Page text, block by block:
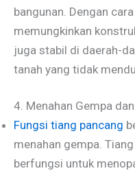
bangunan. Dengan
memungkinkan
juga stabil di daerah-
tanah yang tidak
4. Menahan Gempa
Fungsi tiang pancang
menahan gempa.
berfungsi untuk